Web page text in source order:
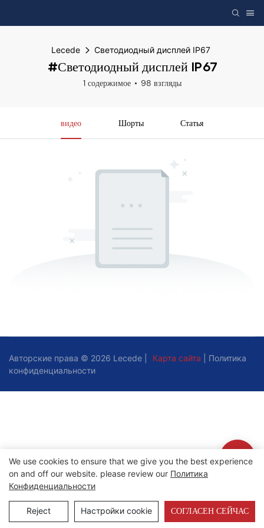
Lecede Светодиодный дисплей IP67
#Светодиодный дисплей IP67
1 содержимое 98 взгляды
видео Шорты Статья
Авторские права © 2026 Lecede | Карта сайта
Политика
конфиденциальности
We use cookies to ensure that we give you the best experience
on and off our website. please review our Политика
Конфиденциальности
Reject Настройки cookie СОГЛАСЕН СЕЙЧАС